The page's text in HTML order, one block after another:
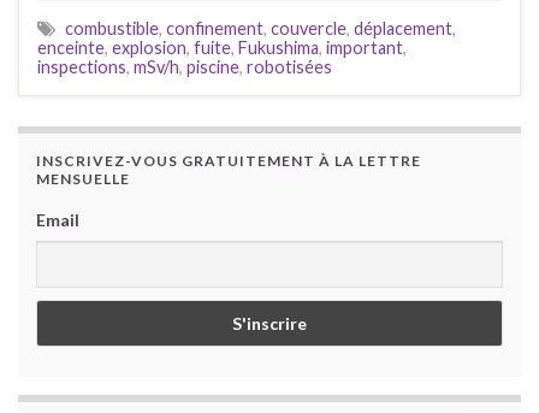
combustible, confinement, couvercle, déplacement,
enceinte, explosion, fuite, Fukushima, important,
inspections, mSv/h, piscine, robotisées
INSCRIVEZ-VOUS GRATUITEMENT À LA LETTRE
MENSUELLE
Email